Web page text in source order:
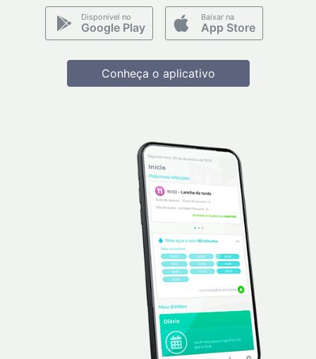
Disponível no
Google Play
Baixar na
App Store
Conheça o aplicativo